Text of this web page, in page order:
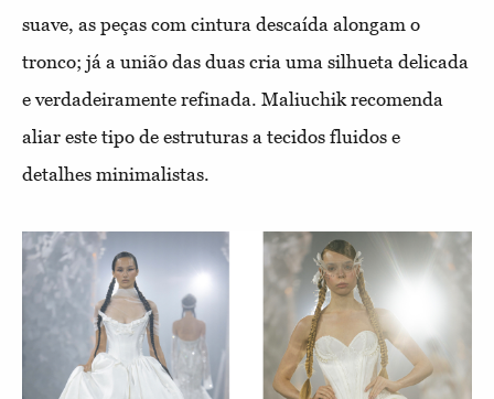
suave, as peças com cintura descaída alongam o
tronco; já a união das duas cria uma silhueta delicada
e verdadeiramente refinada. Maliuchik recomenda
aliar este tipo de estruturas a tecidos fluidos e
detalhes minimalistas.